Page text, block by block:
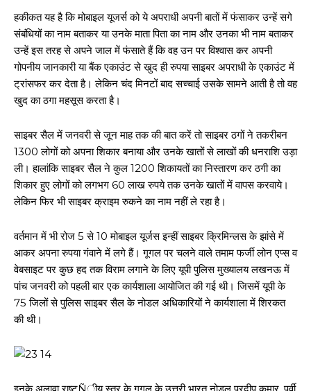
हकीकत यह है कि मोबाइल यूजर्स को ये अपराधी अपनी बातों में फंसाकर उन्हें सगे
संबंधियों का नाम बताकर या उनके माता पिता का नाम और उनका भी नाम बताकर
उन्हें इस तरह से अपने जाल में फंसाते हैं कि वह उन पर विश्वास कर अपनी
गोपनीय जानकारी या बैंक एकाउंट से खुद ही रुपया साइबर अपराधी के एकाउंट में
ट्रांसफर कर देता है। लेकिन चंद मिनटों बाद सच्चाई उसके सामने आती है तो वह
खुद का ठगा महसूस करता है।
साइबर सैल में जनवरी से जून माह तक की बात करें तो साइबर ठगों ने तकरीबन
1300 लोगों को अपना शिकार बनाया और उनके खातों से लाखों की धनराशि उड़ा
ली। हालांकि साइबर सैल ने कुल 1200 शिकायतों का निस्तारण कर ठगी का
शिकार हुए लोगों को लगभग 60 लाख रुपये तक उनके खातों में वापस करवाये।
लेकिन फिर भी साइबर क्राइम रुकने का नाम नहीं ले रहा है।
वर्तमान में भी रोज 5 से 10 मोबाइल यूर्जस इन्हीं साइबर क्रिमिन्लस के झांसे में
आकर अपना रुपया गंवाने में लगे हैं। गूगल पर चलने वाले तमाम फर्जी लोन एप्स व
वेबसाइट पर कुछ हद तक विराम लगाने के लिए यूपी पुलिस मुख्यालय लखनऊ में
पांच जनवरी को पहली बार एक कार्यशाला आयोजित की गई थी। जिसमें यूपी के
75 जिलों से पुलिस साइबर सैल के नोडल अधिकारियों ने कार्यशाला में शिरकत
की थी।